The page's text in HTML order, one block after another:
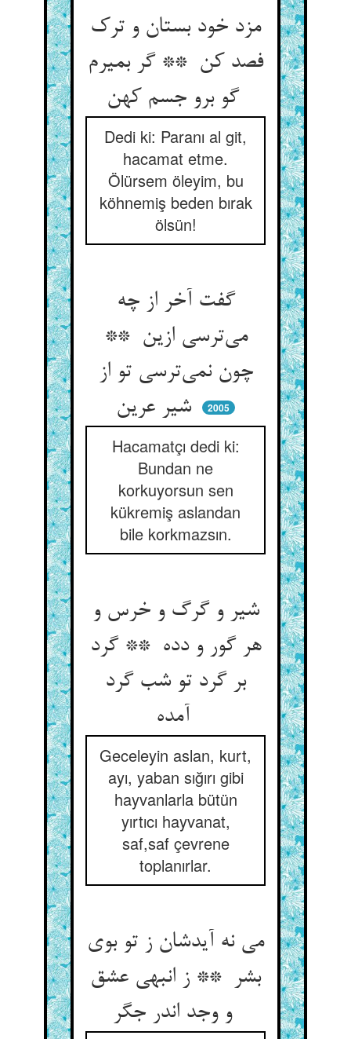
مزد خود بستان و ترک
فصد کن ** گر بمیرم
گو برو جسم کهن
Dedi ki: Paranı al git,
hacamat etme.
Ölürsem öleyim, bu
köhnemiş beden bırak
ölsün!
گفت آخر از چه
می‌ترسی ازین **
چون نمی‌ترسی تو از
شیر عرین
2005
Hacamatçı dedi ki:
Bundan ne
korkuyorsun sen
kükremiş aslandan
bile korkmazsın.
شیر و گرگ و خرس و
هر گور و دده ** گرد
بر گرد تو شب گرد
Geceleyin aslan, kurt,
ayı, yaban sığırı gibi
hayvanlarla bütün
yırtıcı hayvanat,
saf,saf çevrene
toplanırlar.
می نه آیدشان ز تو بوی
بشر ** ز انبهی عشق
و وجد اندر جگر